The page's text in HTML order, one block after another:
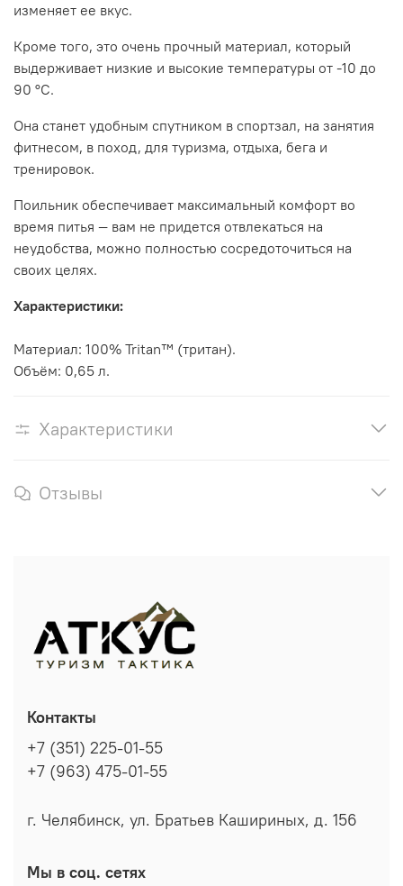
изменяет ее вкус.
Кроме того, это очень прочный материал, который
выдерживает низкие и высокие температуры от -10 до
90 °C.
Она станет удобным спутником в спортзал, на занятия
фитнесом, в поход, для туризма, отдыха, бега и
тренировок.
Поильник обеспечивает максимальный комфорт во
время питья — вам не придется отвлекаться на
неудобства, можно полностью сосредоточиться на
своих целях.
Характеристики:
Материал: 100% Tritan™ (тритан).
Объём: 0,65 л.
Характеристики
Отзывы
Контакты
+7 (351) 225-01-55
+7 (963) 475-01-55
г. Челябинск, ул. Братьев Кашириных, д. 156
Мы в соц. сетях